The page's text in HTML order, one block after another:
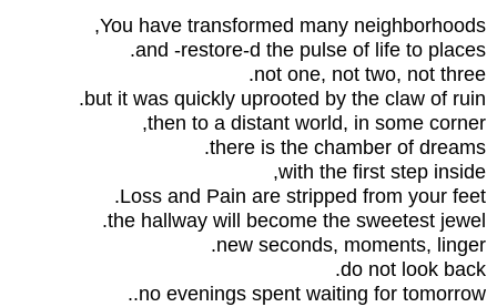
You have transformed many neighborhoods,
and -restore-d the pulse of life to places.
not one, not two, not three.
but it was quickly uprooted by the claw of ruin.
then to a distant world, in some corner,
there is the chamber of dreams.
with the first step inside,
Loss and Pain are stripped from your feet.
the hallway will become the sweetest jewel.
new seconds, moments, linger.
do not look back.
no evenings spent waiting for tomorrow..